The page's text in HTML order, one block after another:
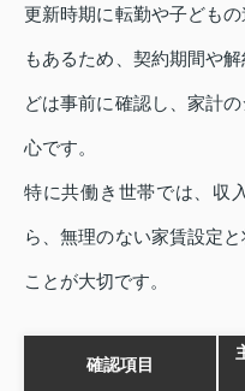
更新時期に転勤や子ども
もあるため、契約期間や
どは事前に確認し、家計
心です。
特に共働き世帯では、収
ら、無理のない家賃設定
ことが大切です。
確認項目